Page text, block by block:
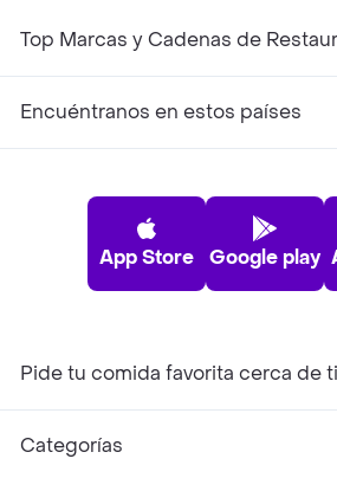
Top Marcas y Cadenas de
Encuéntranos en estos países
App Store Google play
Pide tu comida favorita cerca de ti
Categorías